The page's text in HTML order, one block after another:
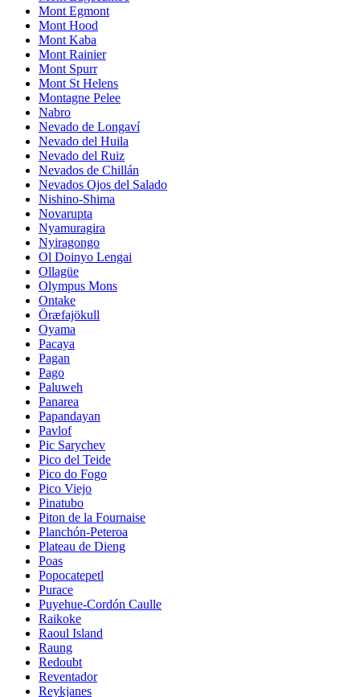
Mont Egmont
Mont Hood
Mont Kaba
Mont Rainier
Mont Spurr
Mont St Helens
Montagne Pelee
Nabro
Nevado de Longaví
Nevado del Huila
Nevado del Ruiz
Nevados de Chillán
Nevados Ojos del Salado
Nishino-Shima
Novarupta
Nyamuragira
Nyiragongo
Ol Doinyo Lengai
Ollagüe
Olympus Mons
Ontake
Öræfajökull
Oyama
Pacaya
Pagan
Pago
Paluweh
Panarea
Papandayan
Pavlof
Pic Sarychev
Pico del Teide
Pico do Fogo
Pico Viejo
Pinatubo
Piton de la Fournaise
Planchón-Peteroa
Plateau de Dieng
Poas
Popocatepetl
Purace
Puyehue-Cordón Caulle
Raikoke
Raoul Island
Raung
Redoubt
Reventador
Reykjanes